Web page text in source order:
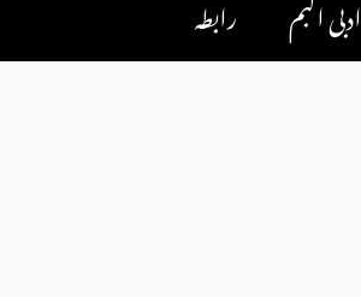
ادبی البم
رابطہ